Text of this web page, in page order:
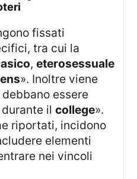
tra cui la
,eterosessuale
». Inoltre viene
essere
durante ilcollege».
riportati, incidono
elementi
nei vincoli